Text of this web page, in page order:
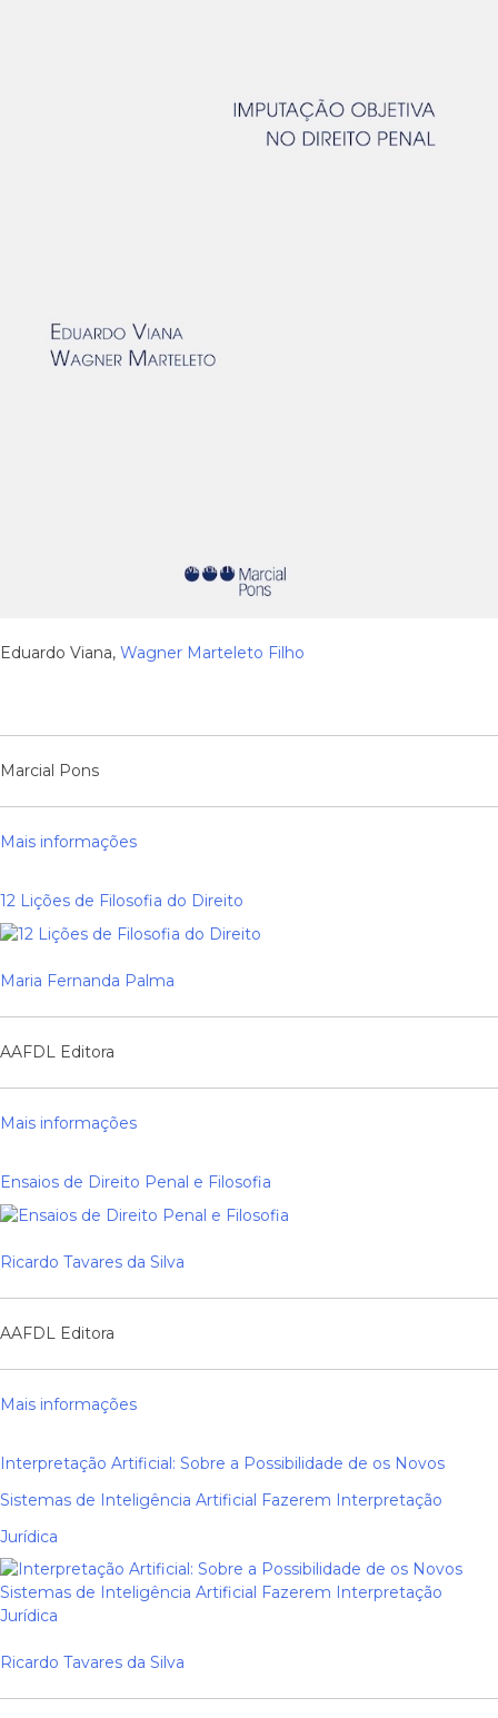
Eduardo Viana, Wagner Marteleto Filho
Marcial Pons
Mais informações
12 Lições de Filosofia do Direito
Maria Fernanda Palma
AAFDL Editora
Mais informações
Ensaios de Direito Penal e Filosofia
Ricardo Tavares da Silva
AAFDL Editora
Mais informações
Interpretação Artificial: Sobre a Possibilidade de os Novos
Sistemas de Inteligência Artificial Fazerem Interpretação
Jurídica
Ricardo Tavares da Silva